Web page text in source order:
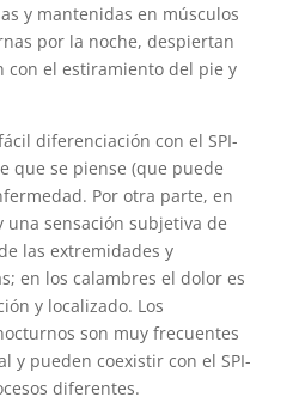
y mantenidas en músculos
por la noche, despiertan
con el estiramiento del pie y
diferenciación con el SPI-
que se piense (que puede
Por otra parte, en
una sensación subjetiva de
las extremidades y
en los calambres el dolor es
y localizado. Los
son muy frecuentes
y pueden coexistir con el SPI-
diferentes.